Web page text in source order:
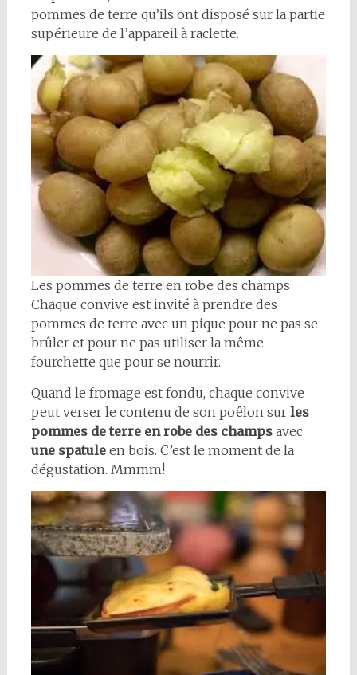
pommes de terre qu’ils ont disposé sur la partie
supérieure de l’appareil à raclette.
Les pommes de terre en robe des champs
Chaque convive est invité à prendre des
pommes de terre avec un pique pour ne pas se
brûler et pour ne pas utiliser la même
fourchette que pour se nourrir.
Quand le fromage est fondu, chaque convive
peut verser le contenu de son poêlon surles
pommes de terre en robe des champsavec
une spatuleen bois. C’est le moment de la
dégustation. Mmmm!